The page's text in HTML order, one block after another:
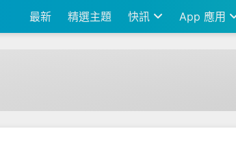
最新 精選主題 快訊 App 應用